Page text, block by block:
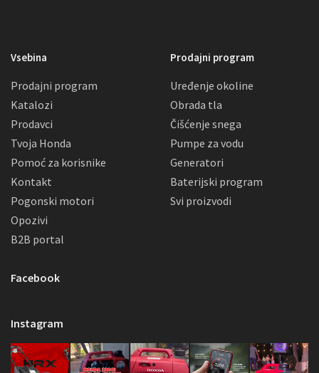
Vsebina
Prodajni program
Katalozi
Prodavci
Tvoja Honda
Pomoć za korisnike
Kontakt
Pogonski motori
Opozivi
B2B portal
Prodajni program
Uređenje okoline
Obrada tla
Čišćenje snega
Pumpe za vodu
Generatori
Baterijski program
Svi proizvodi
Facebook
Instagram